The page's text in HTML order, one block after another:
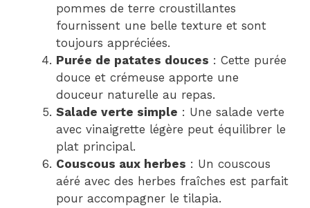
pommes de terre croustillantes
fournissent une belle texture et sont
toujours appréciées.
Purée de patates douces : Cette purée
douce et crémeuse apporte une
douceur naturelle au repas.
Salade verte simple : Une salade verte
avec vinaigrette légère peut équilibrer le
plat principal.
Couscous aux herbes : Un couscous
aéré avec des herbes fraîches est parfait
pour accompagner le tilapia.